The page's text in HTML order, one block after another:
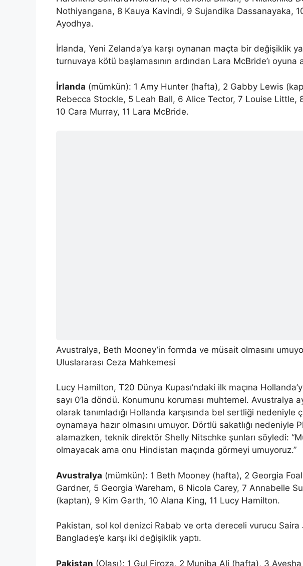
Nothiyangana, 8 Kauya Kavindi, 9 Sujandika Dassanayaka,
Ayodhya.
İrlanda, Yeni Zelanda’ya karşı oynanan maçta bir değişiklik
turnuvaya kötü başlamasının ardından Lara McBride’ı oyuna
İrlanda (mümkün): 1 Amy Hunter (hafta), 2 Gabby Lewis
Rebecca Stockle, 5 Leah Ball, 6 Alice Tector, 7 Louise Little,
10 Cara Murray, 11 Lara McBride.
Avustralya, Beth Mooney’in formda ve müsait olmasını
Uluslararası Ceza Mahkemesi
Lucy Hamilton, T20 Dünya Kupası’ndaki ilk maçına
sayı 0’la döndü. Konumunu koruması muhtemel. Avustralya
olarak tanımladığı Hollanda karşısında bel sertliği nedeniyle
oynamaya hazır olmasını umuyor. Dörtlü sakatlığı
alamazken, teknik direktör Shelly Nitschke şunları söyledi:
olmayacak ama onu Hindistan maçında görmeyi umuyoruz.”
Avustralya (mümkün): 1 Beth Mooney (hafta), 2 Georgia
Gardner, 5 Georgia Wareham, 6 Nicola Carey, 7 Annabelle
(kaptan), 9 Kim Garth, 10 Alana King, 11 Lucy Hamilton.
Pakistan, sol kol denizci Rabab ve orta dereceli vurucu Saira
Bangladeş’e karşı iki değişiklik yaptı.
Pakistan (Olası): 1 Gul Firoza, 2 Muniba Ali (hafta), 3